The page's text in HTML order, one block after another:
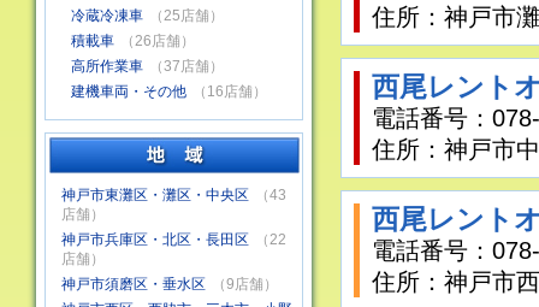
冷蔵冷凍車
（25店舗）
積載車
（26店舗）
高所作業車
（37店舗）
建機車両・その他
（16店舗）
神戸市東灘区・灘区・中央区
（43
店舗）
神戸市兵庫区・北区・長田区
（22
店舗）
神戸市須磨区・垂水区
（9店舗）
住所：神戸市
西尾レント
電話番号：
住所：神戸市
西尾レント
電話番号：
住所：神戸市